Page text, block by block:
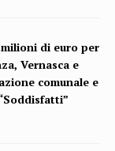
di euro per
Vernasca e
comunale e